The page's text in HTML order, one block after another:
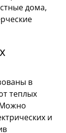
дома,
в
теплых
и